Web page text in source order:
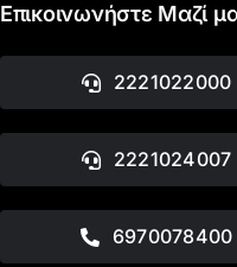
Επικοινωνήστε Μαζί
2221022000
2221024007
6970078400